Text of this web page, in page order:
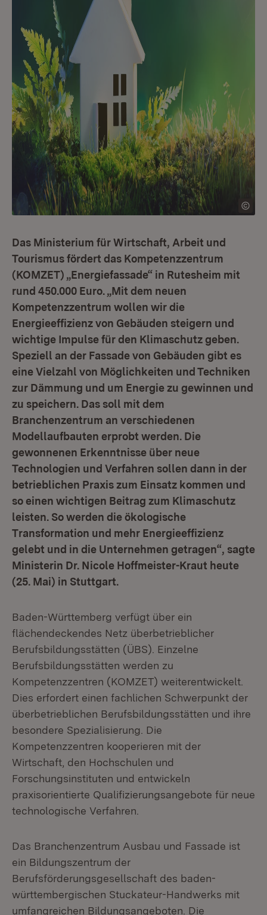
Das Ministerium für Wirtschaft, Arbeit und
Tourismus fördert das Kompetenzzentrum
(KOMZET) „Energiefassade“ in Rutesheim mit
rund 450.000 Euro. „Mit dem neuen
Kompetenzzentrum wollen wir die
Energieeffizienz von Gebäuden steigern und
wichtige Impulse für den Klimaschutz geben.
Speziell an der Fassade von Gebäuden gibt es
eine Vielzahl von Möglichkeiten und Techniken
zur Dämmung und um Energie zu gewinnen und
zu speichern. Das soll mit dem
Branchenzentrum an verschiedenen
Modellaufbauten erprobt werden. Die
gewonnenen Erkenntnisse über neue
Technologien und Verfahren sollen dann in der
betrieblichen Praxis zum Einsatz kommen und
so einen wichtigen Beitrag zum Klimaschutz
leisten. So werden die ökologische
Transformation und mehr Energieeffizienz
gelebt und in die Unternehmen getragen“, sagte
Ministerin Dr. Nicole Hoffmeister-Kraut heute
(25. Mai) in Stuttgart.
Baden-Württemberg verfügt über ein
flächendeckendes Netz überbetrieblicher
Berufsbildungsstätten (ÜBS). Einzelne
Berufsbildungsstätten werden zu
Kompetenzzentren (KOMZET) weiterentwickelt.
Dies erfordert einen fachlichen Schwerpunkt der
überbetrieblichen Berufsbildungsstätten und ihre
besondere Spezialisierung. Die
Kompetenzzentren kooperieren mit der
Wirtschaft, den Hochschulen und
Forschungsinstituten und entwickeln
praxisorientierte Qualifizierungsangebote für neue
technologische Verfahren.
Das Branchenzentrum Ausbau und Fassade ist
ein Bildungszentrum der
Berufsförderungsgesellschaft des baden-
württembergischen Stuckateur-Handwerks mit
umfangreichen Bildungsangeboten. Die